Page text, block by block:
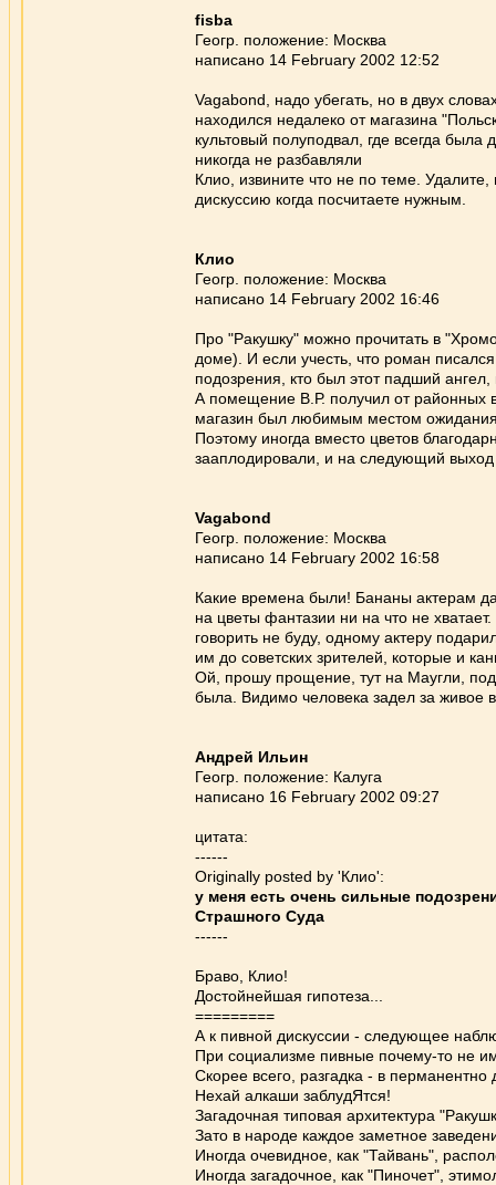
fisba
Геогр. положение: Москва
написано 14 February 2002 12:52
Vagabond, надо убегать, но в двух
находился недалеко от магазина
культовый полуподвал, где всегда была
никогда не разбавляли
Клио, извините что не по теме.
дискуссию когда посчитаете нужным.
Клио
Геогр. положение: Москва
написано 14 February 2002 16:46
Про "Ракушку" можно прочитать в
доме). И если учесть, что роман
подозрения, кто был этот падший
А помещение В.Р. получил от районных
магазин был любимым местом ожидания
Поэтому иногда вместо цветов
зааплодировали, и на следующий
Vagabond
Геогр. положение: Москва
написано 14 February 2002 16:58
Какие времена были! Бананы актерам
на цветы фантазии ни на что не
говорить не буду, одному актеру
им до советских зрителей, которые и
Ой, прошу прощение, тут на Маугли,
была. Видимо человека задел за живое
Андрей Ильин
Геогр. положение: Калуга
написано 16 February 2002 09:27
цитата:
------
Originally posted by 'Клио':
у меня есть очень сильные
Страшного Суда
------
Браво, Клио!
Достойнейшая гипотеза...
=========
А к пивной дискуссии - следующее
При социализме пивные почему-то не
Скорее всего, разгадка - в
Нехай алкаши заблудЯтся!
Загадочная типовая архитектура
Зато в народе каждое заметное
Иногда очевидное, как "Тайвань",
Иногда загадочное, как "Пиночет",